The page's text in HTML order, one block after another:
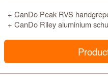
+ CanDo Peak RVS
+ CanDo Riley aluminium